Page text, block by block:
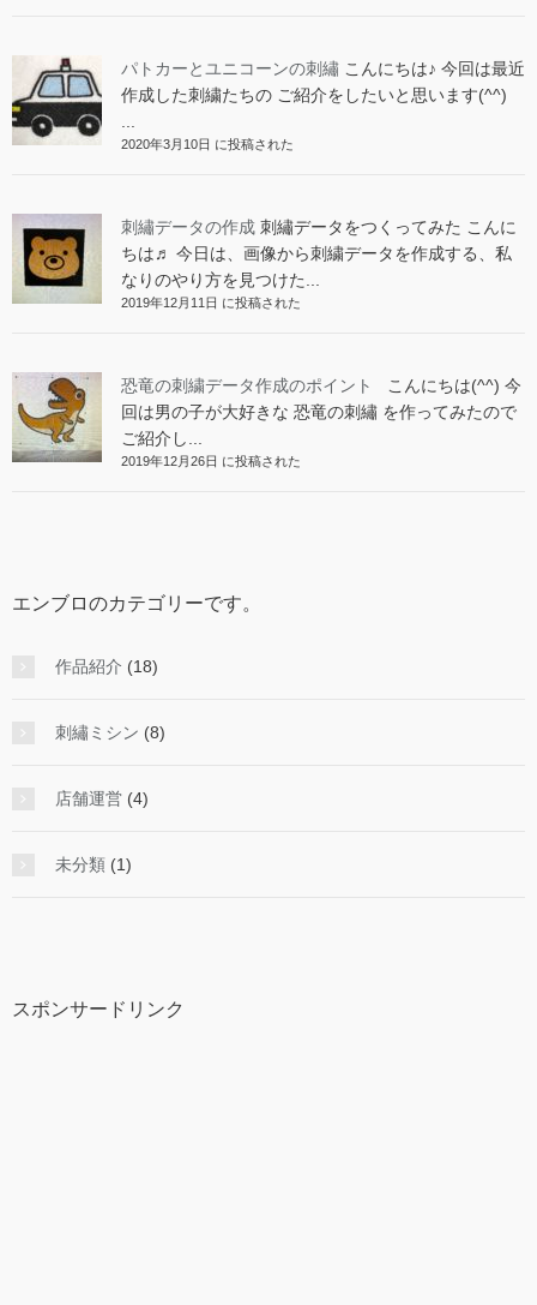
パトカーとユニコーンの刺繡 こんにちは♪ 今回は最近
作成した刺繍たちの ご紹介をしたいと思います(^^)
2020年3月10日 に投稿された
刺繡データの作成 刺繡データをつくってみた こんに
ちは♬ 今日は、画像から刺繍データを作成する、私
なりのやり方を見つけた...
2019年12月11日 に投稿された
恐竜の刺繍データ作成のポイント
こんにちは(^^) 今
回は男の子が大好きな 恐竜の刺繡 を作ってみたので
ご紹介し...
2019年12月26日 に投稿された
エンブロのカテゴリーです。
作品紹介 (18)
刺繡ミシン (8)
店舗運営 (4)
未分類 (1)
スポンサードリンク